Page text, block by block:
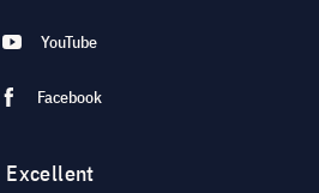
YouTube
Facebook
Excellent